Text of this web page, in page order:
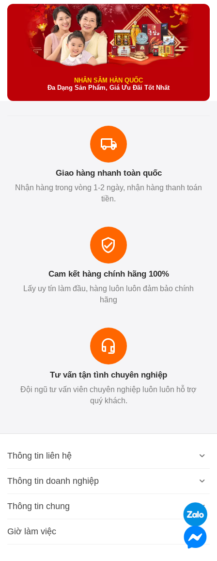
NHÂN SÂM HÀN QUỐC
Đa Dạng Sản Phẩm, Giá Ưu Đãi Tốt Nhất
Giao hàng nhanh toàn quốc
Nhận hàng trong vòng 1-2 ngày, nhận hàng thanh toán
tiền.
Cam kết hàng chính hãng 100%
Lấy uy tín làm đầu, hàng luôn luôn đảm bảo chính
hãng
Tư vấn tận tình chuyên nghiệp
Đội ngũ tư vấn viên chuyên nghiệp luôn luôn hỗ trợ
quý khách.
Thông tin liên hệ
Thông tin doanh nghiệp
Thông tin chung
Giờ làm việc